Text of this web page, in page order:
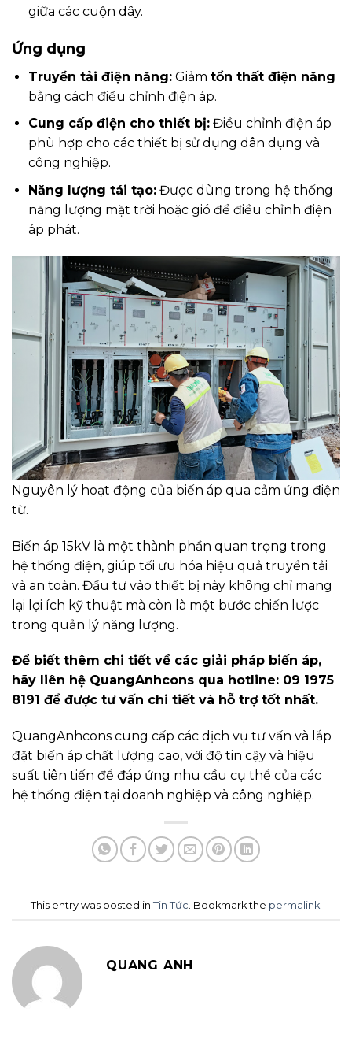
giữa các cuộn dây.
Ứng dụng
Truyền tải điện năng:Giảm tổn thất điện năng
bằng cách điều chỉnh điện áp.
Cung cấp điện cho thiết bị:Điều chỉnh điện áp
phù hợp cho các thiết bị sử dụng dân dụng và
công nghiệp.
Năng lượng tái tạo:Được dùng trong hệ thống
năng lượng mặt trời hoặc gió để điều chỉnh điện
áp phát.
Nguyên lý hoạt động của biến áp qua cảm ứng điện
từ.
Biến áp 15kV là một thành phần quan trọng trong
hệ thống điện, giúp tối ưu hóa hiệu quả truyền tải
và an toàn. Đầu tư vào thiết bị này không chỉ mang
lại lợi ích kỹ thuật mà còn là một bước chiến lược
trong quản lý năng lượng.
Để biết thêm chi tiết về các giải pháp biến áp,
hãy liên hệ QuangAnhcons qua hotline: 09 1975
8191 để được tư vấn chi tiết và hỗ trợ tốt nhất.
QuangAnhcons cung cấp các dịch vụ tư vấn và lắp
đặt biến áp chất lượng cao, với độ tin cậy và hiệu
suất tiên tiến để đáp ứng nhu cầu cụ thể của các
hệ thống điện tại doanh nghiệp và công nghiệp.
This entry was posted in Tin Tức . Bookmark the permalink.
QUANG ANH